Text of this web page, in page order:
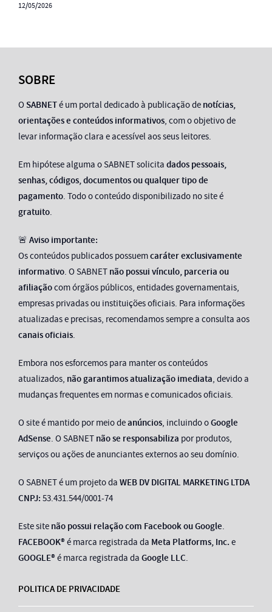
12/05/2026
SOBRE
O SABNETé um portal dedicado à publicação de notícias,
orientações e conteúdos informativos, com o objetivo de
levar informação clara e acessível aos seus leitores.
Em hipótese alguma o SABNET solicita dados pessoais,
senhas, códigos, documentos ou qualquer tipo de
pagamento. Todo o conteúdo disponibilizado no site é
gratuito.
🚨 Aviso importante:
Os conteúdos publicados possuemcaráter exclusivamente
informativo. O SABNET não possui vínculo, parceria ou
afiliaçãocom órgãos públicos, entidades governamentais,
empresas privadas ou instituições oficiais. Para informações
atualizadas e precisas, recomendamos sempre a consulta aos
canais oficiais.
Embora nos esforcemos para manter os conteúdos
atualizados, não garantimos atualização imediata, devido a
mudanças frequentes em normas e comunicados oficiais.
O site é mantido por meio deanúncios, incluindo oGoogle
AdSense. O SABNET não se responsabiliza por produtos,
serviços ou ações de anunciantes externos ao seu domínio.
O SABNET é um projeto da WEB DV DIGITAL MARKETING LTDA
CNPJ: 53.431.544/0001-74
Este site não possui relação com Facebook ou Google.
FACEBOOK®é marca registrada da Meta Platforms, Inc. e
GOOGLE®é marca registrada da Google LLC.
POLITICA DE PRIVACIDADE